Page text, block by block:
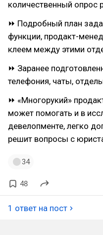
количественный опрос
⏩ Подробный план
функции, продакт-
клеем между этими
⏩ Заранее
телефония, чаты,
⏩ «Многорукий»
может помогать и в
девелопменте, легко
решит вопросы с
34
48
1 ответ на пост